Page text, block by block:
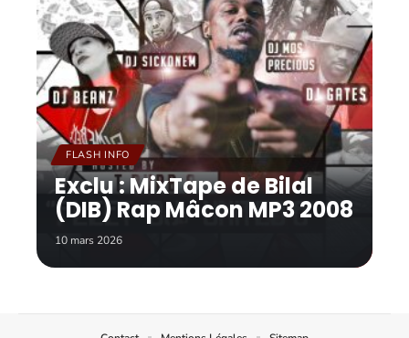
FLASH INFO
Exclu : MixTape de Bilal
(DIB) Rap Mâcon MP3 2008
10 mars 2026